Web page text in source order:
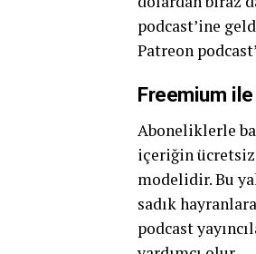
podcast’ine
Patreon
Freemium ile
Aboneliklerle
içeriğin
modelidir. Bu
sadık
podcast